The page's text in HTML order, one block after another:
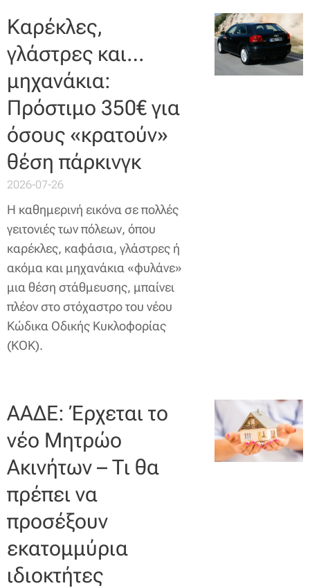
Καρέκλες,
γλάστρες και…
μηχανάκια:
Πρόστιμο 350€ για
όσους «κρατούν»
θέση πάρκινγκ
2026-07-26
Η καθημερινή εικόνα σε πολλές
γειτονιές των πόλεων, όπου
καρέκλες, καφάσια, γλάστρες ή
ακόμα και μηχανάκια «φυλάνε»
μια θέση στάθμευσης, μπαίνει
πλέον στο στόχαστρο του νέου
Κώδικα Οδικής Κυκλοφορίας
(ΚΟΚ).
ΑΑΔΕ: Έρχεται το
νέο Μητρώο
Ακινήτων – Τι θα
πρέπει να
προσέξουν
εκατομμύρια
ιδιοκτήτες